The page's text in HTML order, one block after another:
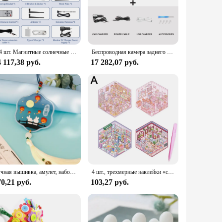
a sleek, modern aesthetic, this backup camera is not
continuous power, making it an ideal choice for
in minutes, without the need for professional
ensures that you can rely on the camera's performance
fits the bill. Its lightweight design makes it easy to
construction ensure that it can withstand the rigors
1-4 шт. Магнитные солнечные резервные камеры Wi-Fi 1080P 9 "4CH DVR Монитор Солнечные резервные камеры для автофургонов Беспроводная система для сцепления грузовика на автофургоне
117,38 руб.
Беспроводная камера заднего вида на солнечной энергии с AHD 7-дюймовым камерой заднего вида, видеорегистратором, монитором записи для кемпера/грузовика/сцепки/прицепа
17 282,07 руб.
Ручная вышивка, амулет, набор для рукоделия, легкая вышивка, Набор тканевых материалов для шитья, подвеска для автомобиля, рукоделие для начинающих
руб.
4 шт., трехмерные наклейки «сделай сам»
103,27 руб.